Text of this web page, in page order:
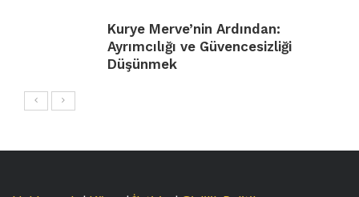
Kurye Merve’nin Ardından:
Ayrımcılığı ve Güvencesizliği
Düşünmek